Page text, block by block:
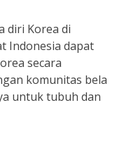
diri Korea di
Indonesia dapat
secara
komunitas bela
untuk tubuh dan